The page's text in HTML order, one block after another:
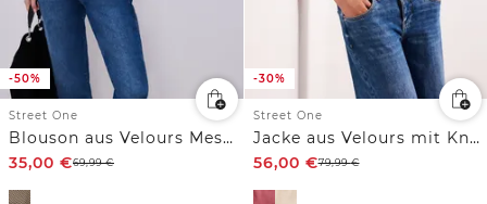
-50%
Street One
Blouson aus Velours Mesh mit Zipper
35,00 €69,99€
-30%
Street One
Jacke aus Velours mit Knopfleiste
56,00 €79,99€